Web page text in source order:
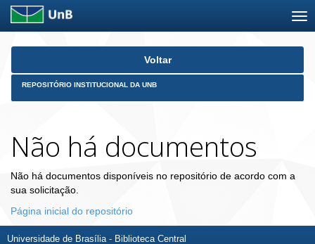
Skip
Voltar
REPOSITÓRIO INSTITUCIONAL DA UNB
Não há documentos
Não há documentos disponíveis no repositório de acordo com a
sua solicitação.
Página inicial do repositório
Universidade de Brasília - Biblioteca Central